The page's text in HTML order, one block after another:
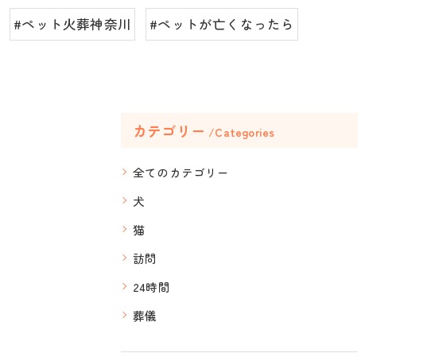
#ペット火葬神奈川
#ペットが亡くなったら
カテゴリー Categories
全てのカテゴリー
犬
猫
訪問
24時間
葬儀